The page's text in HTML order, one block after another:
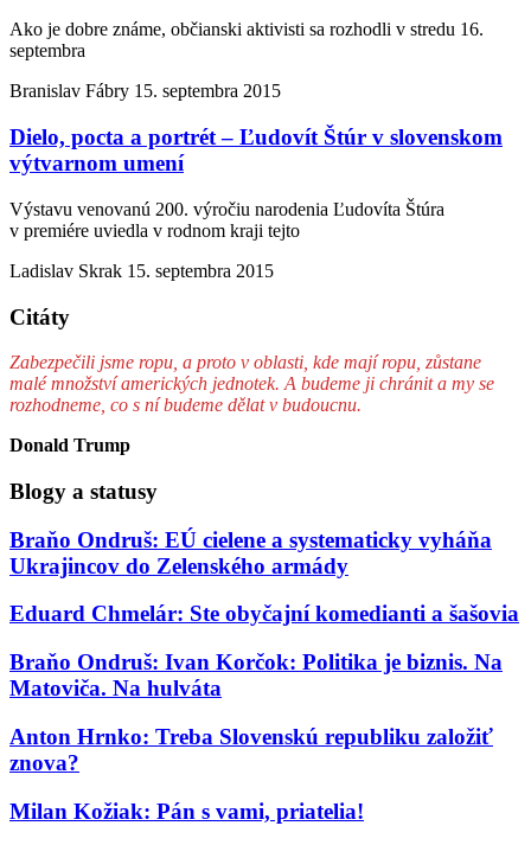
Ako je dobre známe, občianski aktivisti sa rozhodli v stredu 16.
septembra
Branislav Fábry 15. septembra 2015
Dielo, pocta a portrét – Ľudovít Štúr v slovenskom
výtvarnom umení
Výstavu venovanú 200. výročiu narodenia Ľudovíta Štúra
v premiére uviedla v rodnom kraji tejto
Ladislav Skrak 15. septembra 2015
Citáty
Zabezpečili jsme ropu, a proto v oblasti, kde mají ropu, zůstane
malé množství amerických jednotek. A budeme ji chránit a my se
rozhodneme, co s ní budeme dělat v budoucnu.
Donald Trump
Blogy a statusy
Braňo Ondruš: EÚ cielene a systematicky vyháňa
Ukrajincov do Zelenského armády
Eduard Chmelár: Ste obyčajní komedianti a šašovia
Braňo Ondruš: Ivan Korčok: Politika je biznis. Na
Matoviča. Na hulváta
Anton Hrnko: Treba Slovenskú republiku založiť
znova?
Milan Kožiak: Pán s vami, priatelia!